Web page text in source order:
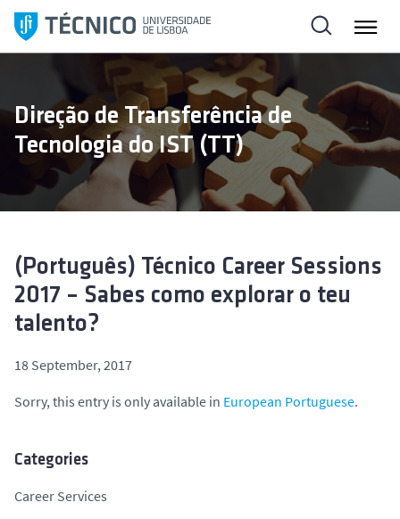
i
t
Direção de Transferência de
Tecnologia do IST (TT)
(Português) Técnico Career Sessions
2017 – Sabes como explorar o teu
talento?
18 September, 2017
Sorry, this entry is only available in European Portuguese.
Categories
Career Services